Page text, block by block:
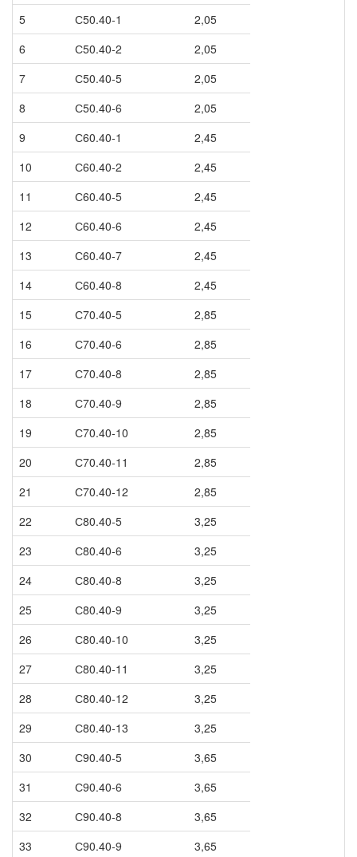
5
С50.40-1
2,05
6
С50.40-2
2,05
7
С50.40-5
2,05
8
С50.40-6
2,05
9
С60.40-1
2,45
10
С60.40-2
2,45
11
С60.40-5
2,45
12
С60.40-6
2,45
13
С60.40-7
2,45
14
С60.40-8
2,45
15
С70.40-5
2,85
16
С70.40-6
2,85
17
С70.40-8
2,85
18
С70.40-9
2,85
19
С70.40-10
2,85
20
С70.40-11
2,85
21
С70.40-12
2,85
22
С80.40-5
3,25
23
С80.40-6
3,25
24
С80.40-8
3,25
25
С80.40-9
3,25
26
С80.40-10
3,25
27
С80.40-11
3,25
28
С80.40-12
3,25
29
С80.40-13
3,25
30
С90.40-5
3,65
31
С90.40-6
3,65
32
С90.40-8
3,65
33
С90.40-9 3,65